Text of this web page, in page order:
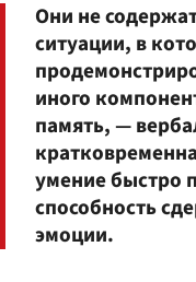
Они не
ситуации, в
иного
память, —
умение быстро
способность
эмоции.